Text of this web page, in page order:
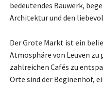
bedeutendes Bauwerk,
Architektur und den
Der Grote Markt ist ein
Atmosphäre von Leuven zu
zahlreichen Cafés zu
Orte sind der Beginenhof,